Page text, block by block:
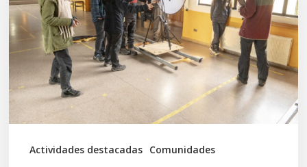
Actividades destacadas Comunidades
del
mar:
largometraje
de
ficción
se
graba